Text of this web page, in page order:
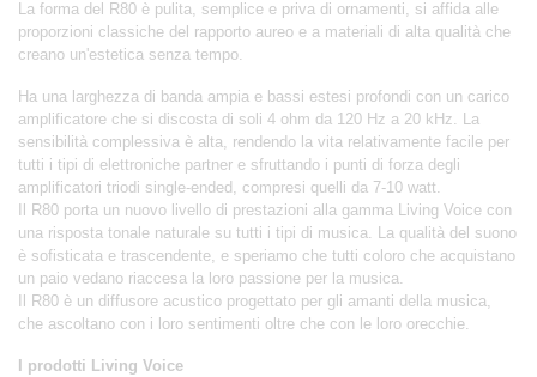
La forma del R80 è pulita, semplice e priva di ornamenti, si affida alle
proporzioni classiche del rapporto aureo e a materiali di alta qualità che
creano un'estetica senza tempo.
Ha una larghezza di banda ampia e bassi estesi profondi con un carico
amplificatore che si discosta di soli 4 ohm da 120 Hz a 20 kHz. La
sensibilità complessiva è alta, rendendo la vita relativamente facile per
tutti i tipi di elettroniche partner e sfruttando i punti di forza degli
amplificatori triodi single-ended, compresi quelli da 7-10 watt.
Il R80 porta un nuovo livello di prestazioni alla gamma Living Voice con
una risposta tonale naturale su tutti i tipi di musica. La qualità del suono
è sofisticata e trascendente, e speriamo che tutti coloro che acquistano
un paio vedano riaccesa la loro passione per la musica.
Il R80 è un diffusore acustico progettato per gli amanti della musica,
che ascoltano con i loro sentimenti oltre che con le loro orecchie.
I prodotti Living Voice